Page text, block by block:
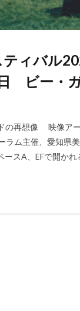
ィバル
ビー・
の再想像 映像ア
ム主催、愛知県
ースA、EFで開か